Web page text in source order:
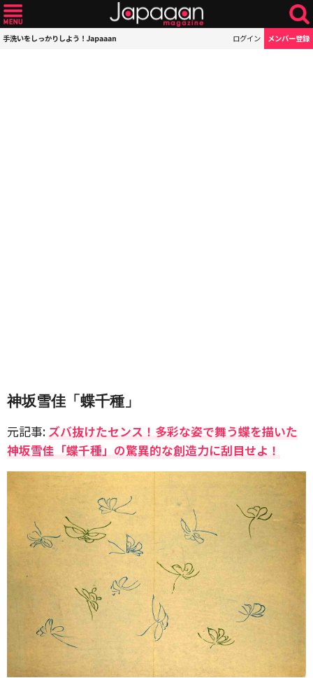
手洗いをしっかりしよう！Japaaan ログイン メンバー登録
神坂雪佳「蝶千種」
元記事: ズバ抜けたセンス！多彩な姿で舞う蝶を描いた
神坂雪佳「蝶千種」の驚異的な創造力に刮目せよ！